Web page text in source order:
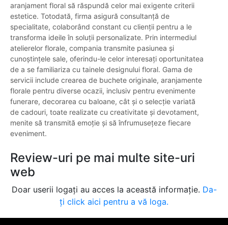
aranjament floral să răspundă celor mai exigente criterii
estetice. Totodată, firma asigură consultanță de
specialitate, colaborând constant cu clienții pentru a le
transforma ideile în soluții personalizate. Prin intermediul
atelierelor florale, compania transmite pasiunea și
cunoștințele sale, oferindu-le celor interesați oportunitatea
de a se familiariza cu tainele designului floral. Gama de
servicii include crearea de buchete originale, aranjamente
florale pentru diverse ocazii, inclusiv pentru evenimente
funerare, decorarea cu baloane, cât și o selecție variată
de cadouri, toate realizate cu creativitate și devotament,
menite să transmită emoție și să înfrumusețeze fiecare
eveniment.
Review-uri pe mai multe site-uri
web
Doar userii logați au acces la această informație. Da-
ți click aici pentru a vă loga.